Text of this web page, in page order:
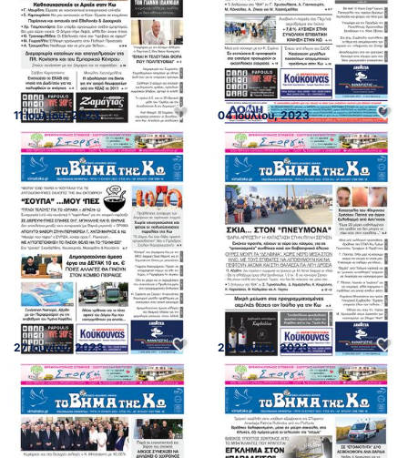
11 Ιουλίου, 2023 04 Ιουλίου, 2023
27 Ιουνίου, 2023 20 Ιουνίου, 2023